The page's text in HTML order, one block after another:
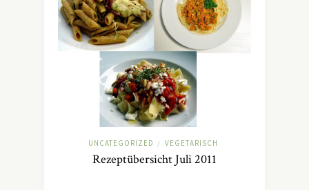
UNCATEGORIZED / VEGETARISCH
Rezeptübersicht Juli 2011